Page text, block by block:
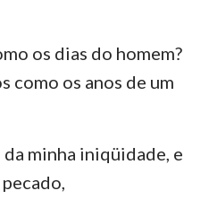
Sofonias
os dias do homem?
como os anos de um
minha iniqüidade, e